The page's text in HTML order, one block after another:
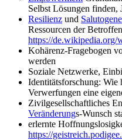
Selbst Lösungen finden,
Resilienz und
Ressourcen der
https://de.wikipedia.org/
Kohärenz-Fragebogen
werden
Soziale Netzwerke,
Identitätsforschung: Wie
Verwerfungen eine
Zivilgesellschaftliches
Veränderungs-Wunsch
erlernte
https://